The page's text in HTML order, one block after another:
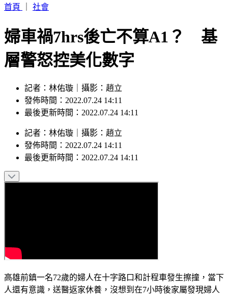
這次病毒很毒
婦車禍7hrs後亡不算A1？ 基
層警怒控美化數字
記者：林佑璇｜攝影：趙立
發佈時間：2022.07.24 14:11
記者：林佑璇｜攝影：趙立
發佈時間：2022.07.24 14:11
高雄前鎮一名72歲的婦人在十字路口和計程車發生擦撞，當下